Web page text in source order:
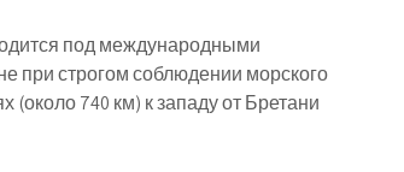
под международными
при строгом соблюдении морского
740 км) к западу от Бретани